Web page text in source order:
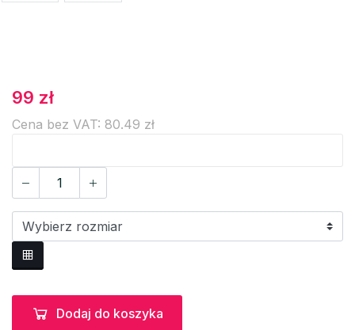
99 zł
Cena bez VAT: 80.49 zł
Dodaj do koszyka